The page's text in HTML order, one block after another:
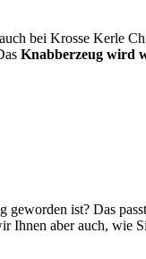
bei Krosse Kerle
Knabberzeug wird
geworden ist? Das
Ihnen aber auch, wie